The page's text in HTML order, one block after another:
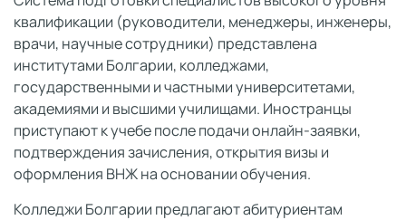
квалификации (руководители, менеджеры, инженеры,
врачи, научные сотрудники) представлена
институтами Болгарии, колледжами,
государственными и частными университетами,
академиями и высшими училищами. Иностранцы
приступают к учебе после подачи онлайн-заявки,
подтверждения зачисления, открытия визы и
оформления ВНЖ на основании обучения.
Колледжи Болгарии предлагают абитуриентам